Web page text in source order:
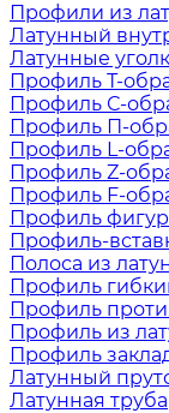
Профили из
Латунный
Латунные
Профиль Т-
Профиль С-
Профиль П-
Профиль L-
Профиль Z-
Профиль F-
Профиль
Профиль-
Полоса из
Профиль
Профиль
Профиль из
Профиль
Латунный
Латунная труба